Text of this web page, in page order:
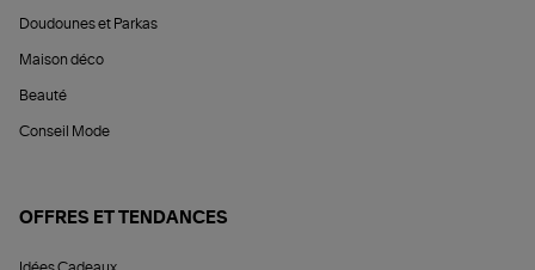
Doudounes et Parkas
Maison déco
Beauté
Conseil Mode
OFFRES ET TENDANCES